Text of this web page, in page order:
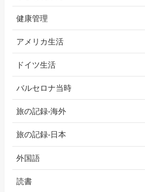
健康管理
アメリカ生活
ドイツ生活
バルセロナ当時
旅の記録-海外
旅の記録-日本
外国語
読書